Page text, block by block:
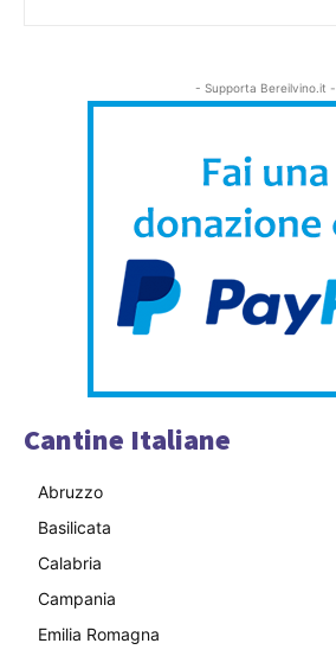
- Supporta Bereilvino.it -
Cantine Italiane
Abruzzo
Basilicata
Calabria
Campania
Emilia Romagna